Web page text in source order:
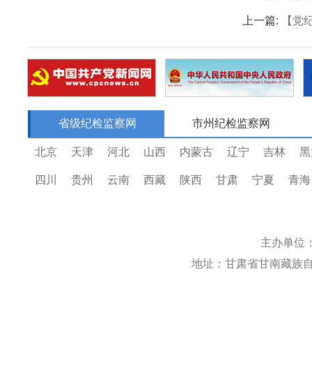
上一篇: 【党
省级纪检监察网 市州纪检监察网
北京 天津 河北 山西 内蒙古 辽宁 吉林
四川 贵州 云南 西藏 陕西 甘肃 宁夏 青海
主办单位
地址：甘肃省甘南藏族